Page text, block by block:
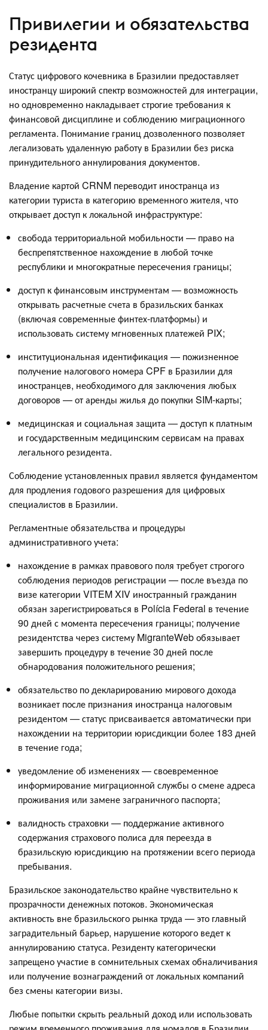
Привилегии и обязательства
резидента
Статус цифрового кочевника в Бразилии предоставляет
иностранцу широкий спектр возможностей для интеграции,
но одновременно накладывает строгие требования к
финансовой дисциплине и соблюдению миграционного
регламента. Понимание границ дозволенного позволяет
легализовать удаленную работу в Бразилии без риска
принудительного аннулирования документов.
Владение картой CRNM переводит иностранца из
категории туриста в категорию временного жителя, что
открывает доступ к локальной инфраструктуре:
свобода территориальной мобильности — право на
беспрепятственное нахождение в любой точке
республики и многократные пересечения границы;
доступ к финансовым инструментам — возможность
открывать расчетные счета в бразильских банках
(включая современные финтех-платформы) и
использовать систему мгновенных платежей PIX;
институциональная идентификация — пожизненное
получение налогового номера CPF в Бразилии для
иностранцев, необходимого для заключения любых
договоров — от аренды жилья до покупки SIM-карты;
медицинская и социальная защита — доступ к платным
и государственным медицинским сервисам на правах
легального резидента.
Соблюдение установленных правил является фундаментом
для продления годового разрешения для цифровых
специалистов в Бразилии.
Регламентные обязательства и процедуры
административного учета:
нахождение в рамках правового поля требует строгого
соблюдения периодов регистрации — после въезда по
визе категории VITEM XIV иностранный гражданин
обязан зарегистрироваться в Polícia Federal в течение
90 дней с момента пересечения границы; получение
резидентства через систему MigranteWeb обязывает
завершить процедуру в течение 30 дней после
обнародования положительного решения;
обязательство по декларированию мирового дохода
возникает после признания иностранца налоговым
резидентом — статус присваивается автоматически при
нахождении на территории юрисдикции более 183 дней
в течение года;
уведомление об изменениях — своевременное
информирование миграционной службы о смене адреса
проживания или замене заграничного паспорта;
валидность страховки — поддержание активного
содержания страхового полиса для переезда в
бразильскую юрисдикцию на протяжении всего периода
пребывания.
Бразильское законодательство крайне чувствительно к
прозрачности денежных потоков. Экономическая
активность вне бразильского рынка труда — это главный
заградительный барьер, нарушение которого ведет к
аннулированию статуса. Резиденту категорически
запрещено участие в сомнительных схемах обналичивания
или получение вознаграждений от локальных компаний
без смены категории визы.
Любые попытки скрыть реальный доход или использовать